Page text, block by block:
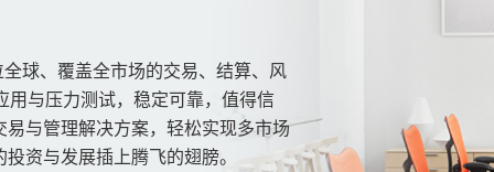
球、覆盖全市场的交易、结算、风
与压力测试，稳定可靠，值得信
与管理解决方案，轻松实现多市场
资与发展插上腾飞的翅膀。